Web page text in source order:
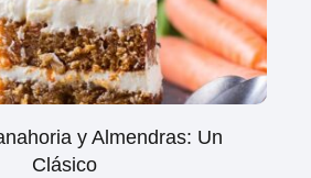
y Almendras: Un
Clásico